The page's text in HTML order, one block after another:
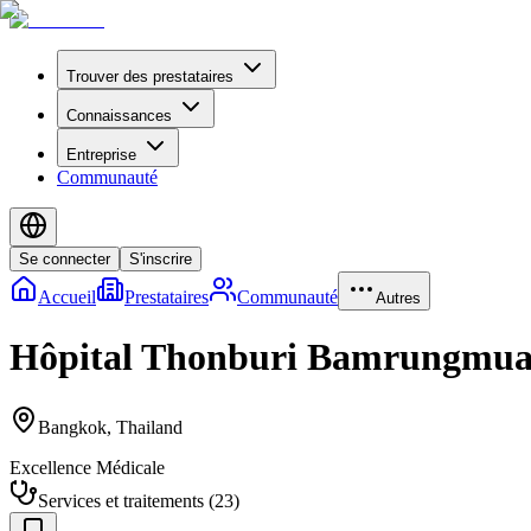
Trouver des prestataires
Connaissances
Entreprise
Communauté
Se connecter S'inscrire
Accueil Prestataires Communauté Autres
Hôpital Thonburi
Bangkok, Thailand
Excellence Médicale
Services et traitements (23)